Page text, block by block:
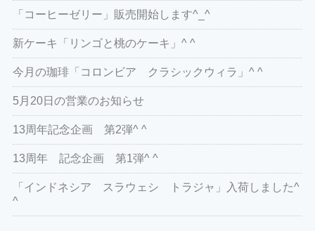
「コーヒーゼリー」販売開始します^_^
新ケーキ「リンゴと桃のケーキ」^ ^
今月の珈琲「コロンビア クラシックウィラ」^ ^
5月20日の営業のお知らせ
13周年記念企画 第2弾^ ^
13周年 記念企画 第1弾^ ^
「インドネシア スラウェシ トラジャ」入荷しました^
^